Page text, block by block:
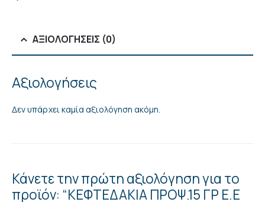
ΑΞΙΟΛΟΓΉΣΕΙΣ (0)
Αξιολογήσεις
Δεν υπάρχει καμία αξιολόγηση ακόμη.
Κάνετε την πρώτη αξιολόγηση για το
προϊόν: “ΚΕΦΤΕΔΑΚΙΑ ΠΡΟΨ.15 ΓΡ Ε.Ε